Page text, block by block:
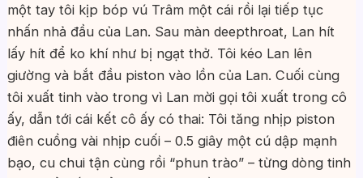
một tay tôi kịp bóp vú Trâm một cái rồi lại tiếp tục
nhấn nhả đầu của Lan. Sau màn deepthroat, Lan hít
lấy hít để ko khí như bị ngạt thở. Tôi kéo Lan lên
giường và bắt đầu piston vào lồn của Lan. Cuối cùng
tôi xuất tinh vào trong vì Lan mời gọi tôi xuất trong cô
ấy, dẫn tới cái kết cô ấy có thai: Tôi tăng nhịp piston
điên cuồng vài nhịp cuối – 0.5 giây một cú dập mạnh
bạo, cu chui tận cùng rồi “phun trào” – từng dòng tinh